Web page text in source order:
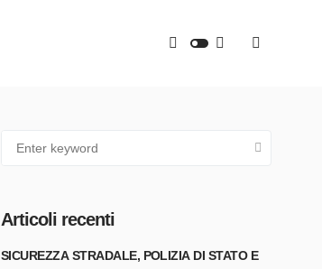
Articoli recenti
SICUREZZA STRADALE, POLIZIA DI STATO E